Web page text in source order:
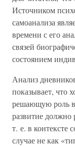
Источником
самоанализа
времени с его
связей
состоянием
Анализ
показывает, что
решающую роль в
развитие должно
т. е. в контексте
случае не как